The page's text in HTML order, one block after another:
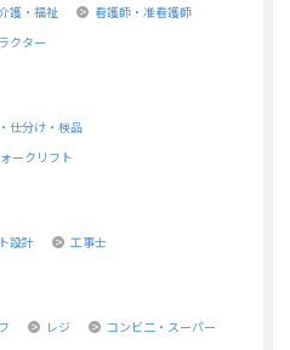
護・福祉
看護師・准看護師
クター
仕分け・検品
ークリフト
設計 工事士
レジ コンビ二・スーパー